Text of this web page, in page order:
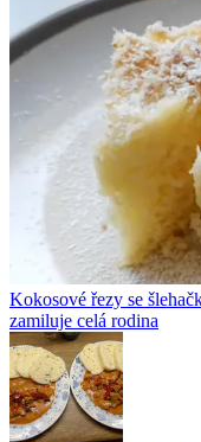
Kokosové řezy se
zamiluje celá rodina